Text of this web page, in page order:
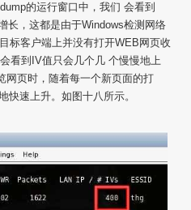
的运行窗口中，我们 会看到
长，这都是由于Windows检测网络
标客户端上并没有打开WEB网页收
看到IV值只会几个几 个慢慢地上
网页时，随着每一个新页面的打
快速上升。如图十八所示。